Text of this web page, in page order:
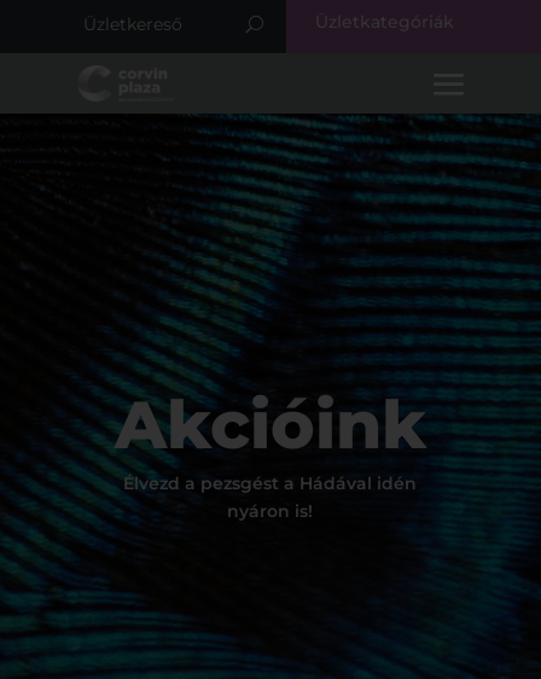
Üzletkategóriák
Akcióink
Élvezd a pezsgést a Hádával idén
nyáron is!